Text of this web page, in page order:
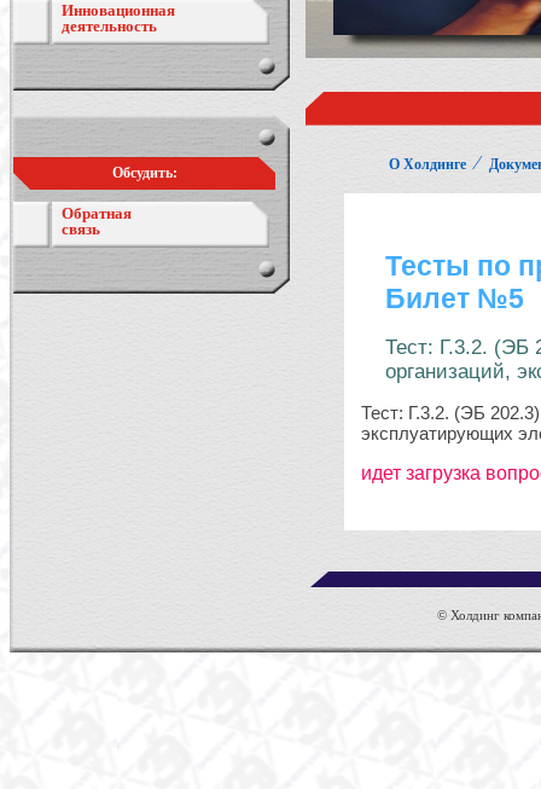
Инновационная
деятельность
Обсудить:
Обратная
связь
О Холдинге ⁄
© Холдинг